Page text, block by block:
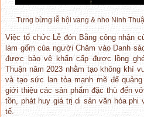
Tưng bừng lễ hội vang & nho Ninh
Việc tổ chức Lễ đón Bằng công nhận
làm gốm của người Chăm vào Danh
được bảo vệ khẩn cấp được lồng
Thuận năm 2023 nhằm tạo không khí
và tạo sức lan tỏa mạnh mẽ để
giới thiệu các sản phẩm đặc thù đến
tồn, phát huy giá trị di sản văn hóa phi
tế.